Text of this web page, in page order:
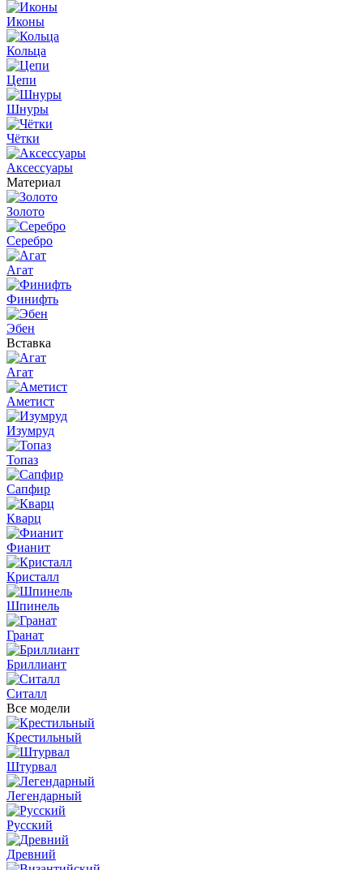
Иконы
Кольца
Цепи
Шнуры
Чётки
Аксессуары
Материал
Золото
Серебро
Агат
Финифть
Эбен
Вставка
Агат
Аметист
Изумруд
Топаз
Сапфир
Кварц
Фианит
Кристалл
Шпинель
Гранат
Бриллиант
Ситалл
Все модели
Крестильный
Штурвал
Легендарный
Русский
Древний